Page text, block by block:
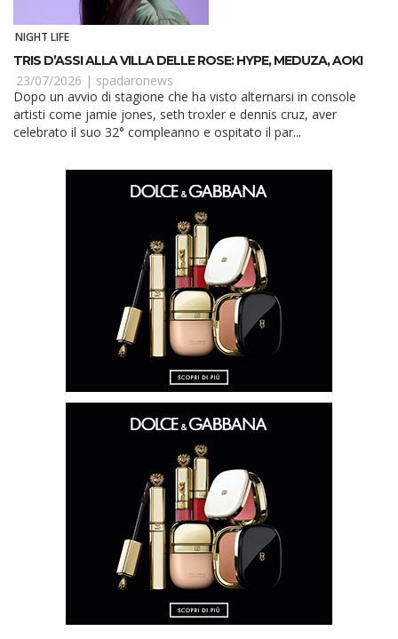
NIGHT LIFE
TRIS D’ASSI ALLA VILLA DELLE ROSE: HYPE, MEDUZA, AOKI
23/07/2026 | spadaronews
Dopo un avvio di stagione che ha visto alternarsi in console
artisti come jamie jones, seth troxler e dennis cruz, aver
celebrato il suo 32° compleanno e ospitato il par...